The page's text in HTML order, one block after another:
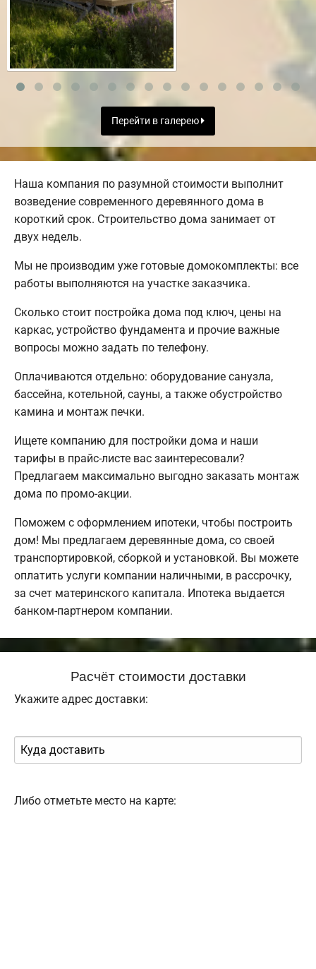
Перейти в галерею
Наша компания по разумной стоимости выполнит
возведение современного деревянного дома в
короткий срок. Строительство дома занимает от
двух недель.
Мы не производим уже готовые домокомплекты: все
работы выполняются на участке заказчика.
Сколько стоит постройка дома под ключ, цены на
каркас, устройство фундамента и прочие важные
вопросы можно задать по телефону.
Оплачиваются отдельно: оборудование санузла,
бассейна, котельной, сауны, а также обустройство
камина и монтаж печки.
Ищете компанию для постройки дома и наши
тарифы в прайс-листе вас заинтересовали?
Предлагаем максимально выгодно заказать монтаж
дома по промо-акции.
Поможем с оформлением ипотеки, чтобы построить
дом! Мы предлагаем деревянные дома, со своей
транспортировкой, сборкой и установкой. Вы можете
оплатить услуги компании наличными, в рассрочку,
за счет материнского капитала. Ипотека выдается
банком-партнером компании.
Расчёт стоимости доставки
Укажите адрес доставки:
Либо отметьте место на карте: